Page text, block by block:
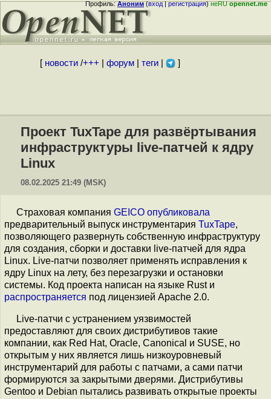
Профиль:Аноним(вход|регистрация)неRUopennet.me
[ новости/+++ форум| теги| ]
Проект TuxTape для развёртывания
инфраструктуры live-патчей к ядру
Linux
08.02.2025 21:49 (MSK)
Страховая компания GEICO опубликовала
предварительный выпуск инструментария TuxTape,
позволяющего развернуть собственную инфраструктуру
для создания, сборки и доставки live-патчей для ядра
Linux. Live-патчи позволяет применять исправления к
ядру Linux на лету, без перезагрузки и остановки
системы. Код проекта написан на языке Rust и
распространяется под лицензией Apache 2.0.
Live-патчи с устранением уязвимостей
предоставляют для своих дистрибутивов такие
компании, как Red Hat, Oracle, Canonical и SUSE, но
открытым у них является лишь низкоуровневый
инструментарий для работы с патчами, а сами патчи
формируются за закрытыми дверями. Дистрибутивы
Gentoo и Debian пытались развивать открытые проекты